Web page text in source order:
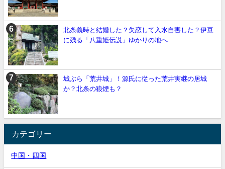
北条義時と結婚した？失恋して入水自害した？伊豆
に残る「八重姫伝説」ゆかりの地へ
城ぶら「荒井城」！源氏に従った荒井実継の居城
か？北条の狼煙も？
カテゴリー
中国・四国